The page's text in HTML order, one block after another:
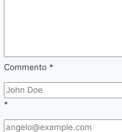
Commento *
*